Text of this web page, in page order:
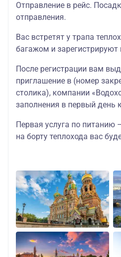
Отправление в рейс.
отправления.
Вас встретят у трапа
багажом и зарегистрируют
После регистрации вам
приглашение в (номер
столика), компании
заполнения в первый день
Первая услуга по
на борту теплохода вас